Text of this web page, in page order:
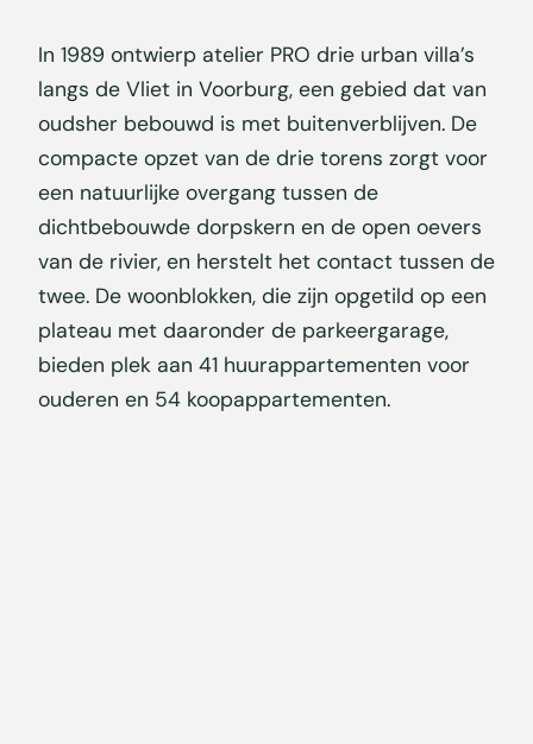
In 1989 ontwierp atelier PRO drie urban villa’s
langs de Vliet in Voorburg, een gebied dat van
oudsher bebouwd is met buitenverblijven. De
compacte opzet van de drie torens zorgt voor
een natuurlijke overgang tussen de
dichtbebouwde dorpskern en de open oevers
van de rivier, en herstelt het contact tussen de
twee. De woonblokken, die zijn opgetild op een
plateau met daaronder de parkeergarage,
bieden plek aan 41 huurappartementen voor
ouderen en 54 koopappartementen.